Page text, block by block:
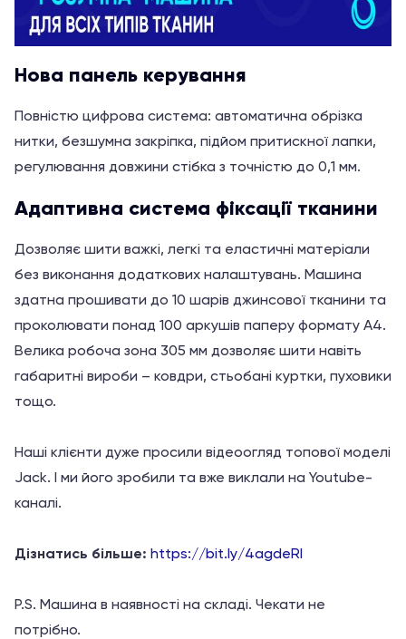
Нова панель керування
Повністю цифрова система: автоматична обрізка
нитки, безшумна закріпка, підйом притискної лапки,
регулювання довжини стібка з точністю до 0,1 мм.
Адаптивна система фіксації тканини
Дозволяє шити важкі, легкі та еластичні матеріали
без виконання додаткових налаштувань. Машина
здатна прошивати до 10 шарів джинсової тканини та
проколювати понад 100 аркушів паперу формату А4.
Велика робоча зона 305 мм дозволяє шити навіть
габаритні вироби – ковдри, стьобані куртки, пуховики
тощо.
Наші клієнти дуже просили відеоогляд топової моделі
Jack. І ми його зробили та вже виклали на Youtube-
каналі.
Дізнатись більше: https://bit.ly/4agdeRl
P.S. Машина в наявності на складі. Чекати не
потрібно.